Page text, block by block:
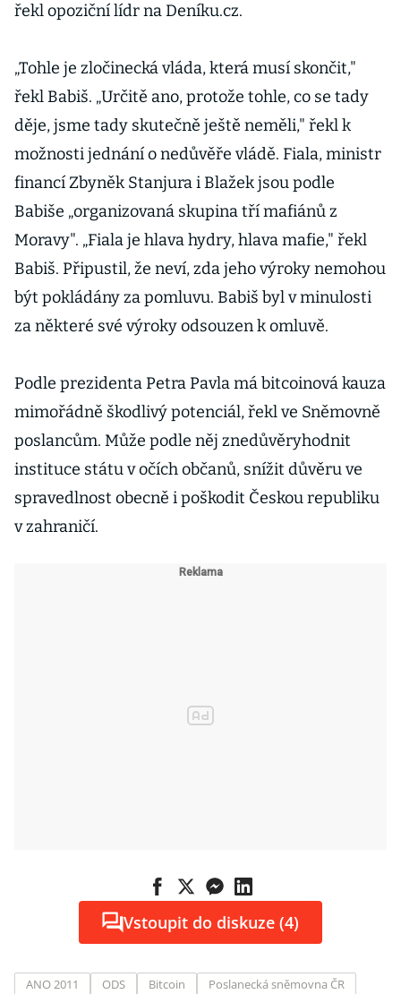
řekl opoziční lídr na Deníku.cz.
„Tohle je zločinecká vláda, která musí skončit,"
řekl Babiš. „Určitě ano, protože tohle, co se tady
děje, jsme tady skutečně ještě neměli," řekl k
možnosti jednání o nedůvěře vládě. Fiala, ministr
financí Zbyněk Stanjura i Blažek jsou podle
Babiše „organizovaná skupina tří mafiánů z
Moravy". „Fiala je hlava hydry, hlava mafie," řekl
Babiš. Připustil, že neví, zda jeho výroky nemohou
být pokládány za pomluvu. Babiš byl v minulosti
za některé své výroky odsouzen k omluvě.
Podle prezidenta Petra Pavla má bitcoinová kauza
mimořádně škodlivý potenciál, řekl ve Sněmovně
poslancům. Může podle něj znedůvěryhodnit
instituce státu v očích občanů, snížit důvěru ve
spravedlnost obecně i poškodit Českou republiku
v zahraničí.
Vstoupit do diskuze (4)
ANO 2011 ODS Bitcoin Poslanecká sněmovna ČR